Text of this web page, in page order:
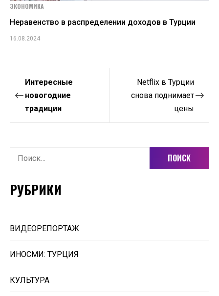
ЭКОНОМИКА
Неравенство в распределении доходов в Турции
16.08.2024
Навигация
по
записям
Интересные
новогодние
традиции
Netflix в Турции
снова поднимает
цены
Найти:
РУБРИКИ
ВИДЕОРЕПОРТАЖ
ИНОСМИ: ТУРЦИЯ
КУЛЬТУРА